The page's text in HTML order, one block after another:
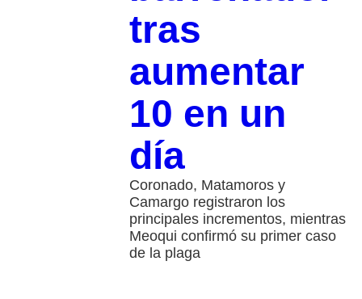
tras
aumentar
10 en un
día
Coronado, Matamoros y
Camargo registraron los
principales incrementos, mientras
Meoqui confirmó su primer caso
de la plaga